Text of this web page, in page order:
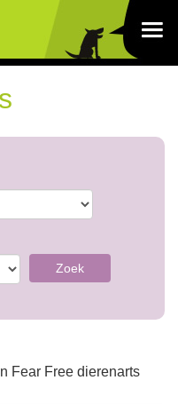
Zoek
Fear Free dierenarts